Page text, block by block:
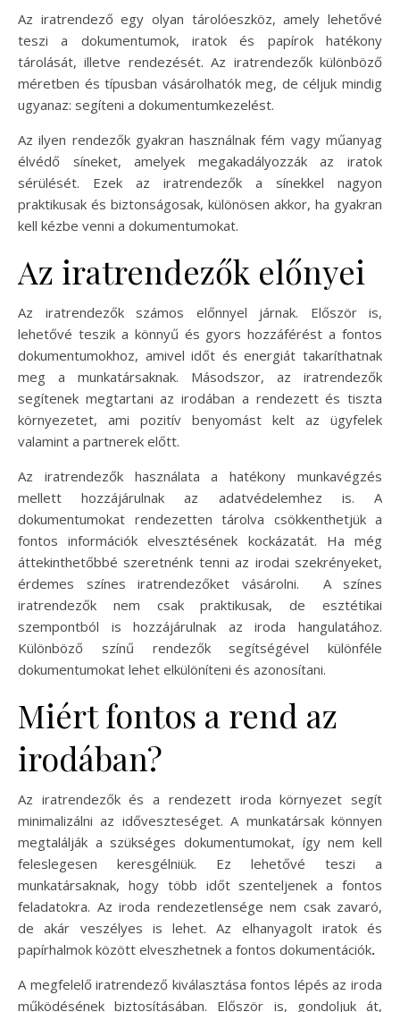
Az iratrendező egy olyan tárolóeszköz, amely lehetővé
teszi a dokumentumok, iratok és papírok hatékony
tárolását, illetve rendezését. Az iratrendezők különböző
méretben és típusban vásárolhatók meg, de céljuk mindig
ugyanaz: segíteni a dokumentumkezelést.
Az ilyen rendezők gyakran használnak fém vagy műanyag
élvédő síneket, amelyek megakadályozzák az iratok
sérülését. Ezek az iratrendezők a sínekkel nagyon
praktikusak és biztonságosak, különösen akkor, ha gyakran
kell kézbe venni a dokumentumokat.
Az iratrendezők előnyei
Az iratrendezők számos előnnyel járnak. Először is,
lehetővé teszik a könnyű és gyors hozzáférést a fontos
dokumentumokhoz, amivel időt és energiát takaríthatnak
meg a munkatársaknak. Másodszor, az iratrendezők
segítenek megtartani az irodában a rendezett és tiszta
környezetet, ami pozitív benyomást kelt az ügyfelek
valamint a partnerek előtt.
Az iratrendezők használata a hatékony munkavégzés
mellett hozzájárulnak az adatvédelemhez is. A
dokumentumokat rendezetten tárolva csökkenthetjük a
fontos információk elvesztésének kockázatát. Ha még
áttekinthetőbbé szeretnénk tenni az irodai szekrényeket,
érdemes színes iratrendezőket vásárolni. A színes
iratrendezők nem csak praktikusak, de esztétikai
szempontból is hozzájárulnak az iroda hangulatához.
Különböző színű rendezők segítségével különféle
dokumentumokat lehet elkülöníteni és azonosítani.
Miért fontos a rend az
irodában?
Az iratrendezők és a rendezett iroda környezet segít
minimalizálni az időveszteséget. A munkatársak könnyen
megtalálják a szükséges dokumentumokat, így nem kell
feleslegesen keresgélniük. Ez lehetővé teszi a
munkatársaknak, hogy több időt szenteljenek a fontos
feladatokra. Az iroda rendezetlensége nem csak zavaró,
de akár veszélyes is lehet. Az elhanyagolt iratok és
papírhalmok között elveszhetnek a fontos dokumentációk.
A megfelelő iratrendező kiválasztása fontos lépés az iroda
működésének biztosításában. Először is, gondoljuk át,